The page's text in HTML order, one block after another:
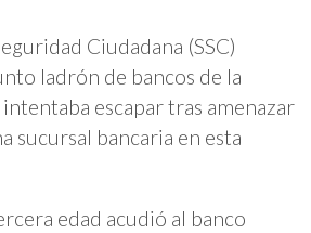
Ciudadana (SSC)
ladrón de bancos de la
escapar tras amenazar
sucursal bancaria en esta
edad acudió al banco